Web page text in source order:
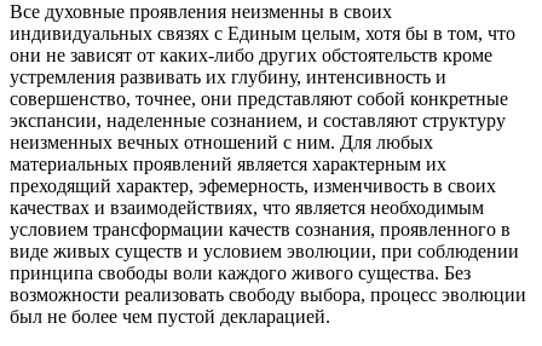
Все духовные проявления неизменны в своих
индивидуальных связях с Единым целым, хотя бы в том, что
они не зависят от каких-либо других обстоятельств кроме
устремления развивать их глубину, интенсивность и
совершенство, точнее, они представляют собой конкретные
экспансии, наделенные сознанием, и составляют структуру
неизменных вечных отношений с ним. Для любых
материальных проявлений является характерным их
преходящий характер, эфемерность, изменчивость в своих
качествах и взаимодействиях, что является необходимым
условием трансформации качеств сознания, проявленного в
виде живых существ и условием эволюции, при соблюдении
принципа свободы воли каждого живого существа. Без
возможности реализовать свободу выбора, процесс эволюции
был не более чем пустой декларацией.